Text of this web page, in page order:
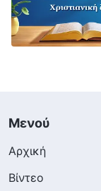
Μενού
Αρχική
Βίντεο